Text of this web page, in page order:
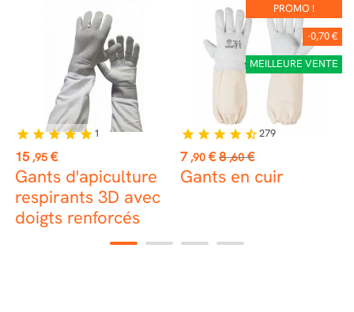
Prix
15 ,95 €
Gants d'apiculture
respirants 3D avec
doigts renforcés
star star starstarstar 1
PROMO !
-0,70 €
MEILLEURE VENTE
Prix
7 ,90 €Prix
de
base
8 ,60 €
Gants en cuir
star star star star star_half279
1 2 3 4